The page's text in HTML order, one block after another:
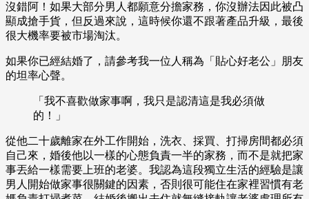
沒錯阿！如果大部分男人都願意分擔家務，你沒辦法因此被凸
顯成搶手貨，但反過來說，這時候你還不跟著產品升級，最後
很大機率要被市場淘汰。
如果你已經結婚了，請參考我一位人稱為「貼心好老公」朋友
的坦率心聲。
「我不喜歡做家事啊，我只是認清這是我必須做
的！」
從他二十歲離家在外工作開始，洗衣、採買、打掃房間都必須
自己來，婚後他以一樣的心態負責一半的家務，而不是就把家
事丟給一樣需要上班的老婆。我認為這段獨立生活的經驗是讓
男人開始做家事很關鍵的因素，否則很可能住在家裡習慣有老